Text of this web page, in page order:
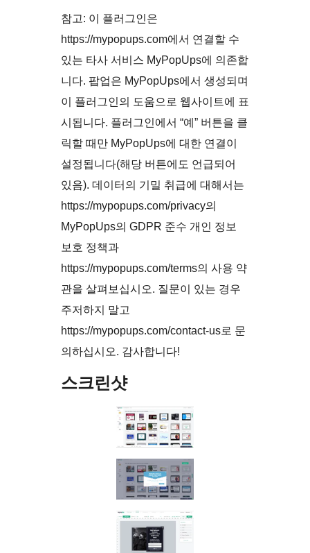
참고: 이 플러그인은
https://mypopups.com에서 연결할 수
있는 타사 서비스 MyPopUps에 의존합
니다. 팝업은 MyPopUps에서 생성되며
이 플러그인의 도움으로 웹사이트에 표
시됩니다. 플러그인에서 “예” 버튼을 클
릭할 때만 MyPopUps에 대한 연결이
설정됩니다(해당 버튼에도 언급되어
있음). 데이터의 기밀 취급에 대해서는
https://mypopups.com/privacy의
MyPopUps의 GDPR 준수 개인 정보
보호 정책과
https://mypopups.com/terms의 사용 약
관을 살펴보십시오. 질문이 있는 경우
주저하지 말고
https://mypopups.com/contact-us로 문
의하십시오. 감사합니다!
스크린샷